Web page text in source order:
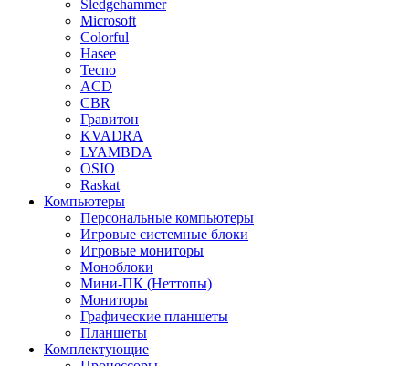
Sledgehammer
Microsoft
Colorful
Hasee
Tecno
ACD
CBR
Гравитон
KVADRA
LYAMBDA
OSIO
Raskat
Компьютеры
Персональные компьютеры
Игровые системные блоки
Игровые мониторы
Моноблоки
Мини-ПК (Неттопы)
Мониторы
Графические планшеты
Планшеты
Комплектующие